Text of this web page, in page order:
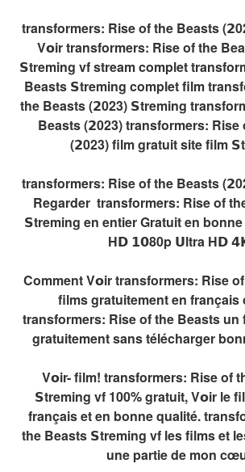
transformers: Rise of the Beasts
V𝗼ir transformers: Rise of the
𝗦treming vf stream complet
Beasts 𝗦treming complet film
the Beasts (𝟮023) 𝗦treming
Beasts (𝟮023) transformers: Rise
(𝟮023) film gratuit site film
transformers: Rise of the Beasts
Regarder transformers: Rise of
𝗦treming en entier Gratuit en
H𝗗 𝟭𝟬80p 𝗨ltra H𝗗
Comment V𝗼ir transformers: Rise
films gratuitement en français
transformers: Rise of the Beasts
gratuitement sans télécharger
V𝗼ir- film! transformers: Rise of
𝗦treming vf 100% gratuit, V𝗼ir le
français et en bonne qualité.
the Beasts 𝗦treming vf les films et
une partie de mon